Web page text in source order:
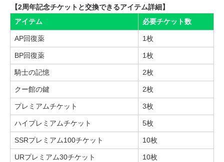
【2周年記念チケットと交換できるアイテム詳細】
アイテム
必要チケット数
AP回復薬 1枚
BP回復薬 1枚
騎士の記憶 2枚
クー館の鍵 2枚
プレミアムチケット 3枚
ハイプレミアムチケット 5枚
SSRプレミアム100チケット 10枚
URプレミアム30チケット 10枚